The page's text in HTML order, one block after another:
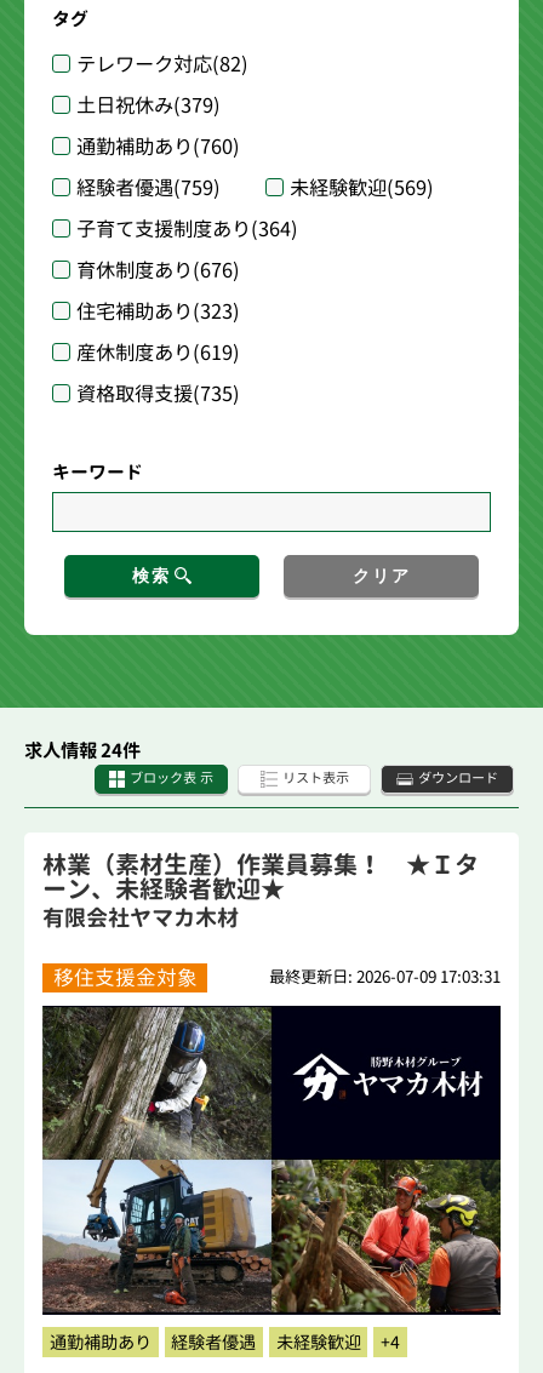
タグ
テレワーク対応(82)
土日祝休み(379)
通勤補助あり(760)
経験者優遇(759) 未経験歓迎(569)
子育て支援制度あり(364)
育休制度あり(676)
住宅補助あり(323)
産休制度あり(619)
資格取得支援(735)
キーワード
検索 クリア
求人情報 24件
ブロック表 示 リスト表示 ダウンロード
林業（素材生産）作業員募集！ ★Ｉタ
ーン、未経験者歓迎★
有限会社ヤマカ木材
移住支援金対象 最終更新日: 2026-07-09 17:03:31
通勤補助あり 経験者優遇 未経験歓迎 +4